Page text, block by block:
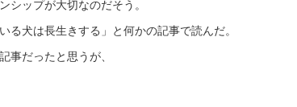
シップが大切なのだそう。
る犬は長生きする」と何かの記事で読んだ。
事だったと思うが、